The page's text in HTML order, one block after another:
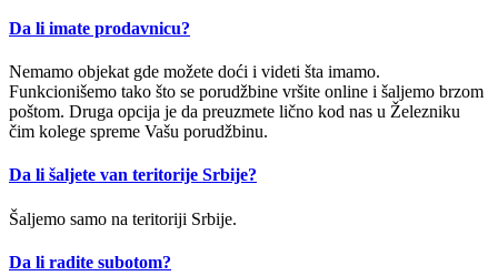
Da li imate prodavnicu?
Nemamo objekat gde možete doći i videti šta imamo.
Funkcionišemo tako što se porudžbine vršite online i šaljemo brzom
poštom. Druga opcija je da preuzmete lično kod nas u Železniku
čim kolege spreme Vašu porudžbinu.
Da li šaljete van teritorije Srbije?
Šaljemo samo na teritoriji Srbije.
Da li radite subotom?